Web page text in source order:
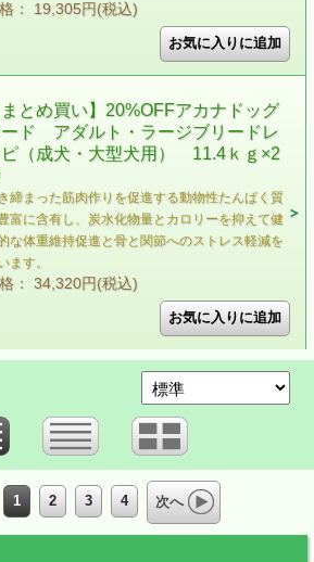
： 19,305円(税込)
まとめ買い】20%OFFアカナドッグ
ド アダルト・ラージブリードレ
ピ（成犬・大型犬用） 11.4ｋｇ×2
締まった筋肉作りを促進する動物性たんぱく質
富に含有し、炭水化物量とカロリーを抑えて健
な体重維持促進と骨と関節へのストレス軽減を
ます。
： 34,320円(税込)
1 2 3 4 次へ